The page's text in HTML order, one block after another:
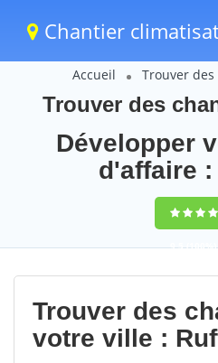
Chantier
Accueil Trouver
Trouver des
Développer
d'affaire
9,5(100%)
votes
Trouver des
votre ville :